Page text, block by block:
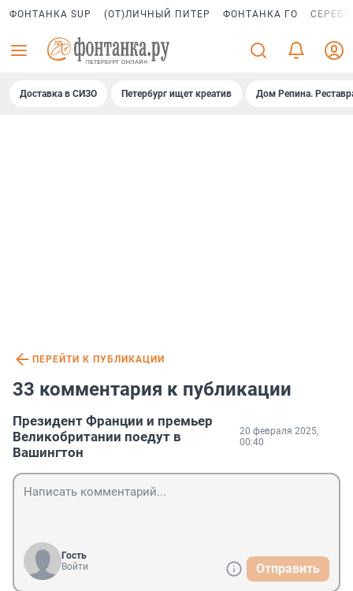
ФОНТАНКА SUP (ОТ)ЛИЧНЫЙ ПИТЕР ФОНТАНКА ГО
Доставка в СИЗО Петербург ищет креатив Дом Репина.
ПЕРЕЙТИ К ПУБЛИКАЦИИ
33 комментария к публикации
Президент Франции и премьер
Великобритании поедут в
Вашингтон
20 февраля 2025,
00:40
Гость
Войти
Отправить